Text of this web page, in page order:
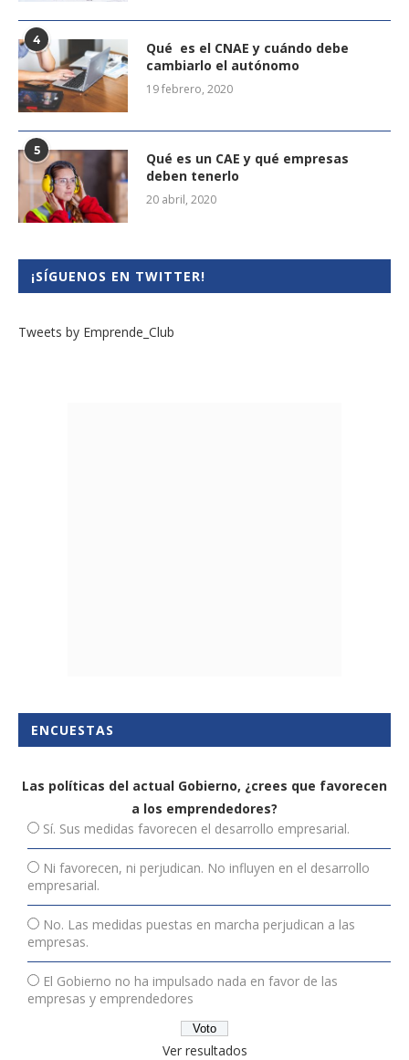
4
Qué es el CNAE y cuándo debe
cambiarlo el autónomo
19 febrero, 2020
5
Qué es un CAE y qué empresas
deben tenerlo
20 abril, 2020
¡SÍGUENOS EN TWITTER!
Tweets by Emprende_Club
ENCUESTAS
Las políticas del actual Gobierno, ¿crees que favorecen
a los emprendedores?
Sí. Sus medidas favorecen el desarrollo empresarial.
Ni favorecen, ni perjudican. No influyen en el desarrollo
empresarial.
No. Las medidas puestas en marcha perjudican a las
empresas.
El Gobierno no ha impulsado nada en favor de las
empresas y emprendedores
Ver resultados